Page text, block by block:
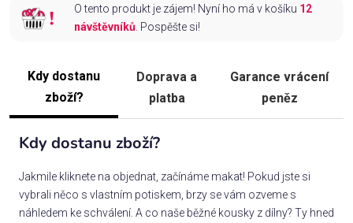
O tento produkt je zájem! Nyní ho má v košíku 12
návštěvníků. Pospěšte si!
Kdy dostanu
zboží?
Doprava a
platba
Garance vrácení
peněz
Kdy dostanu zboží?
Jakmile kliknete na objednat, začínáme makat! Pokud jste si
vybrali něco s vlastním potiskem, brzy se vám ozveme s
náhledem ke schválení. A co naše běžné kousky z dílny? Ty hned